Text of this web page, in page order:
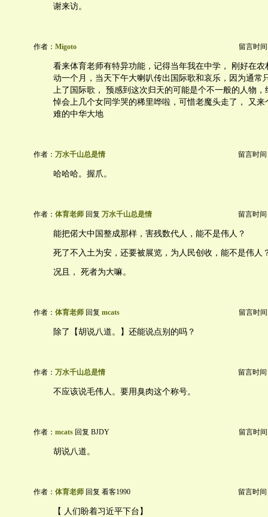
谢来访。
作者： Migoto 留言时间
看来体育老师有特异功能，记得当年我在中学， 刚好在农
动一个月，当天下午大喇叭传出国际歌和哀乐，因为通常
上了国际歌， 预感到这次归天的可能是个不一般的人物，
悼会上几个女同学哭的稀里哗啦，可惜老魔头走了， 又来
难的中华大地
作者： 万水千山总是情 留言时间
哈哈哈。握爪。
作者： 体育老师 回复 万水千山总是情 留言时间
能把偌大中国整成那样，害残数代人，能不是伟人？
死了不入土为安，还要被展览，为人民创收，能不是伟人
况且， 死者为大嘛。
作者： 体育老师 回复 mcats 留言时间
除了【胡说八道。】还能说点别的吗？
作者： 万水千山总是情 留言时间
不应该说毛伟人。要用臭肉这个称号。
作者： mcats 回复 BJDY 留言时间
胡说八道。
作者： 体育老师 回复 看客1990 留言时间
【 人们盼着习近平下台】